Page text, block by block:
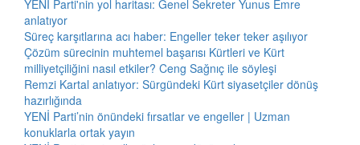
YENİ Parti'nin yol haritası: Genel Sekreter Yunus Emre
anlatıyor
Süreç karşıtlarına acı haber: Engeller teker teker aşılıyor
Çözüm sürecinin muhtemel başarısı Kürtleri ve Kürt
milliyetçiliğini nasıl etkiler? Ceng Sağnıç ile söyleşi
Remzi Kartal anlatıyor: Sürgündeki Kürt siyasetçiler dönüş
hazırlığında
YENİ Parti’nin önündeki fırsatlar ve engeller | Uzman
konuklarla ortak yayın